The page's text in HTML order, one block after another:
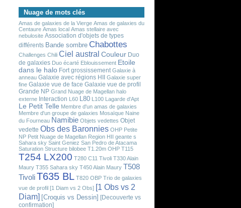
Nuage de mots clés
Amas de galaxies de la Vierge Amas de galaxies du
Centaure Amas local Amas stellaire avec
nebulosite Association d'objets de types
différents Bande sombre Chabottes
Challenges Chili Ciel austral Couleur Duo
de galaxies Duo écarté Eblouissement Etoile
dans le halo Fort grossissement Galaxie à
anneau Galaxie avec régions HII
Galaxie super
fine Galaxie vue de face Galaxie vue de profil
Grande NP Grand Nuage de Magellan halo
externe Interaction L60 L80 L100 Lagarde d'Apt
Le Petit Telle Membre d'un amas de galaxies
Membre d'un groupe de galaxies Mosaïque Naine
du Fourneau Namibie Objets vedettes Objet
vedette Obs des Baronnies OHP Petite
NP Petit Nuage de Magellan Region HII geante s
Sahara sky Saint Geniez San Pedro de Atacama
Saturation Structure bilobee T1.20m OHP T115
T254 LX200 T280 C11 Tivoli T330 Alain
Maury T355 Sahara sky T450 Alain Maury T508
TivoliT635 BL T820 OBP Trio de galaxies
vue de profil [1 Diam vs 2 Obs] [1 Obs vs 2
Diam] [Croquis vs Dessin] [Decouverte vs
confirmation]